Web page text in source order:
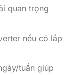
quan trọng
nếu có lắp
tuần giúp